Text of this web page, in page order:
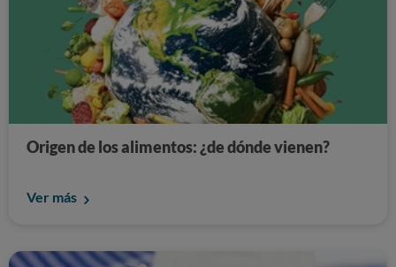
Origen de los alimentos: ¿de dónde vienen?
Ver más